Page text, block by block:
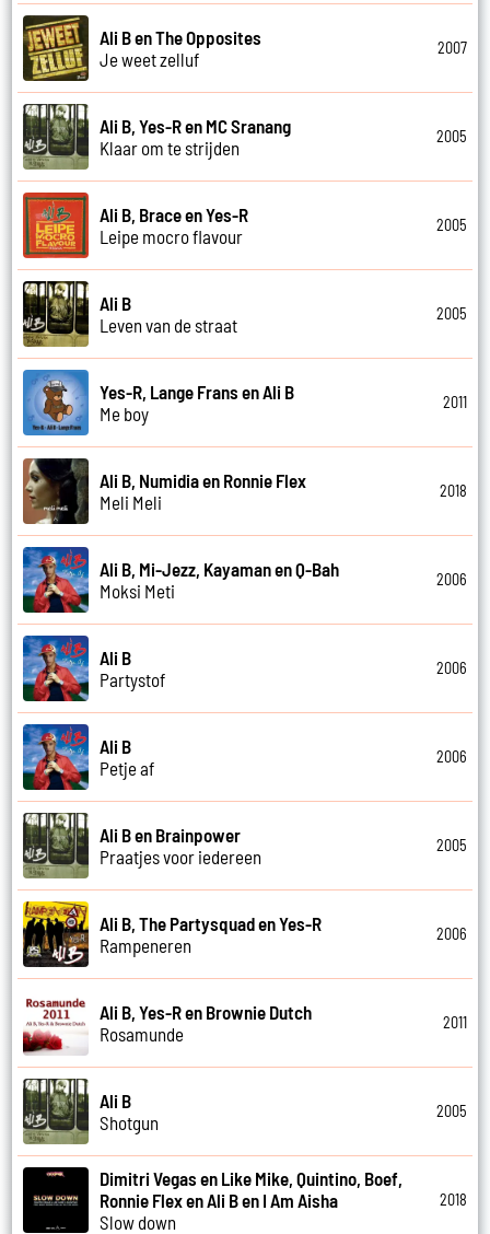
Ali B en The Opposites
Je weet zelluf
2007
Ali B, Yes-R en MC Sranang
Klaar om te strijden
2005
Ali B, Brace en Yes-R
Leipe mocro flavour
2005
Ali B
Leven van de straat
2005
Yes-R, Lange Frans en Ali B
Me boy
2011
Ali B, Numidia en Ronnie Flex
Meli Meli
2018
Ali B, Mi-Jezz, Kayaman en Q-Bah
Moksi Meti
2006
Ali B
Partystof
2006
Ali B
Petje af
2006
Ali B en Brainpower
Praatjes voor iedereen
2005
Ali B, The Partysquad en Yes-R
Rampeneren
2006
Ali B, Yes-R en Brownie Dutch
Rosamunde
2011
Ali B
Shotgun
2005
Dimitri Vegas en Like Mike, Quintino, Boef,
Ronnie Flex en Ali B en I Am Aisha
Slow down
2018